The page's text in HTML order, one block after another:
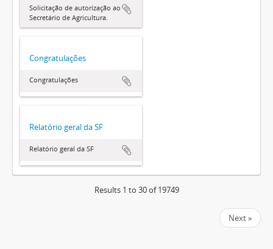
Solicitação de autorização ao
Secretário de Agricultura.
Congratulações
Congratulações
Relatório geral da SF
Relatório geral da SF
Results 1 to 30 of 19749
Next »